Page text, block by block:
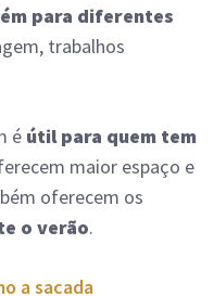
para diferentes
trabalhos
é útil para quem tem
maior espaço e
oferecem os
o verão.
a sacada